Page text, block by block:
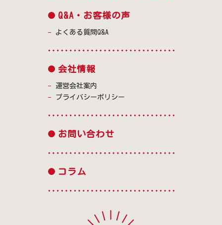
Q&A・お客様の声
よくある質問Q&A
会社情報
運営会社案内
プライバシーポリシー
お問い合わせ
コラム